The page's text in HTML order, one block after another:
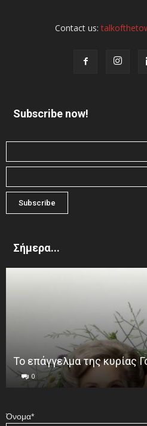
Contact us:
Subscribe now!
Σήμερα...
Το επάγγελμα της κυρίας
0
Όνομα*